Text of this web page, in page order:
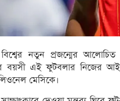
নতুন প্রজন্মের
বয়সী এই ফুটবলার নিজের
মেসিকে।